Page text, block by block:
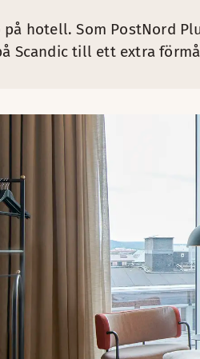
på hotell. Som PostNord
Scandic till ett extra